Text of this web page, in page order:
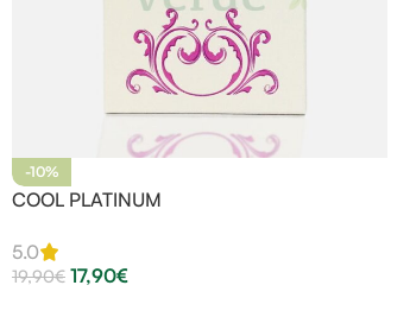
-10%
COOL PLATINUM
5.0
19,90€ 17,90€